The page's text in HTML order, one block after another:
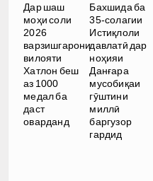
Дар шаш
моҳи соли
2026
варзишгарони
вилояти
Хатлон беш
аз 1000
медал ба
даст
оварданд
Бахшида ба
35-солагии
Истиқлоли
давлатӣ дар
ноҳияи
Данғара
мусобиқаи
гӯштини
миллӣ
баргузор
гардид